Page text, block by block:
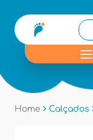
Home Calçados